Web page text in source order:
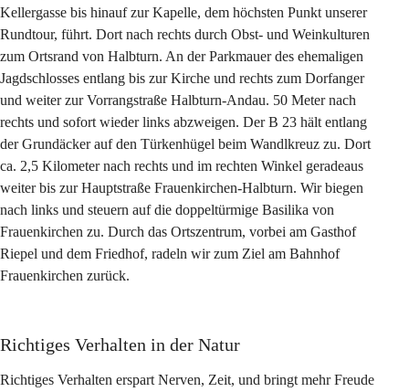
Kellergasse bis hinauf zur Kapelle, dem höchsten Punkt unserer
Rundtour, führt. Dort nach rechts durch Obst- und Weinkulturen
zum Ortsrand von Halbturn. An der Parkmauer des ehemaligen
Jagdschlosses entlang bis zur Kirche und rechts zum Dorfanger
und weiter zur Vorrangstraße Halbturn-Andau. 50 Meter nach
rechts und sofort wieder links abzweigen. Der B 23 hält entlang
der Grundäcker auf den Türkenhügel beim Wandlkreuz zu. Dort
ca. 2,5 Kilometer nach rechts und im rechten Winkel geradeaus
weiter bis zur Hauptstraße Frauenkirchen-Halbturn. Wir biegen
nach links und steuern auf die doppeltürmige Basilika von
Frauenkirchen zu. Durch das Ortszentrum, vorbei am Gasthof
Riepel und dem Friedhof, radeln wir zum Ziel am Bahnhof
Frauenkirchen zurück.
Richtiges Verhalten in der Natur
Richtiges Verhalten erspart Nerven, Zeit, und bringt mehr Freude